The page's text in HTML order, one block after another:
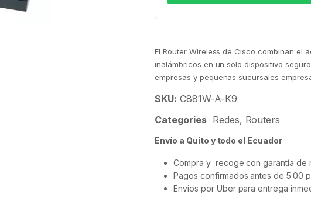
El Router Wireless de Cisco combinan el
inalámbricos en un solo dispositivo
empresas y pequeñas sucursales
SKU: C881W-A-K9
Categories Redes, Routers
Envío a Quito y todo el Ecuador
Compra y recoge con garantía de
Pagos confirmados antes de 5:00
Envios por Uber para entrega